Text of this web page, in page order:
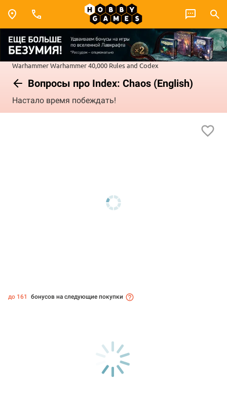
WarhammerWarhammer 40,000 Rules and Codex
Вопросы про Index: Chaos (English)
Настало время побеждать!
до 161 бонусов на следующие покупки